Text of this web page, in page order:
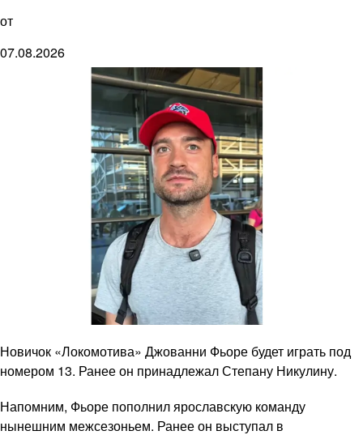
от
07.08.2026
Новичок «Локомотива» Джованни Фьоре будет играть под
номером 13. Ранее он принадлежал Степану Никулину.
Напомним, Фьоре пополнил ярославскую команду
нынешним межсезоньем. Ранее он выступал в